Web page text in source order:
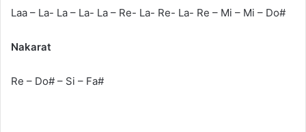
Laa – La- La – La- La – Re- La- Re- La- Re – Mi – Mi – Do#
Nakarat
Re – Do# – Si – Fa#